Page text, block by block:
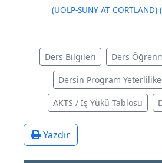
(UOLP-SUNY AT CORTLAND)
Ders Bilgileri Ders
Dersin Program
AKTS / İş Yükü Tablosu
Yazdır